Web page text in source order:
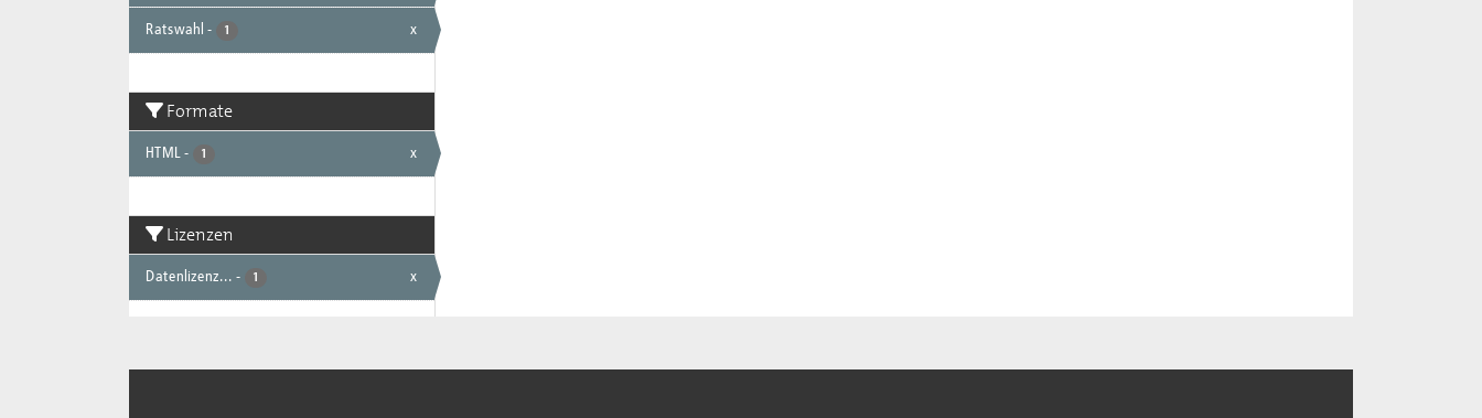
Ratswahl - 1 x
Formate
HTML - 1 x
Lizenzen
Datenlizenz... - 1 x